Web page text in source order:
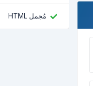
مُجمل HTML